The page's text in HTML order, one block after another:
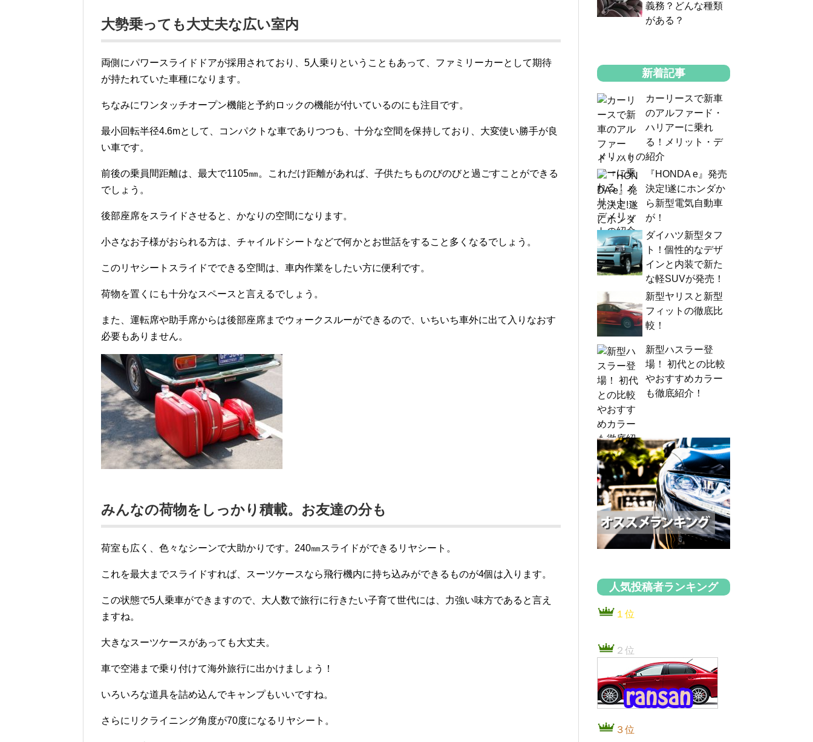
大勢乗っても大丈夫な広い室内
両側にパワースライドドアが採用されており、5人乗りということもあって、ファミリーカーとして期待
が持たれていた車種になります。
ちなみにワンタッチオープン機能と予約ロックの機能が付いているのにも注目です。
最小回転半径4.6mとして、コンパクトな車でありつつも、十分な空間を保持しており、大変使い勝手が良
い車です。
前後の乗員間距離は、最大で1105㎜。これだけ距離があれば、子供たちものびのびと過ごすことができる
でしょう。
後部座席をスライドさせると、かなりの空間になります。
小さなお子様がおられる方は、チャイルドシートなどで何かとお世話をすること多くなるでしょう。
このリヤシートスライドでできる空間は、車内作業をしたい方に便利です。
荷物を置くにも十分なスペースと言えるでしょう。
また、運転席や助手席からは後部座席までウォークスルーができるので、いちいち車外に出て入りなおす
必要もありません。
みんなの荷物をしっかり積載。お友達の分も
荷室も広く、色々なシーンで大助かりです。240㎜スライドができるリヤシート。
これを最大までスライドすれば、スーツケースなら飛行機内に持ち込みができるものが4個は入ります。
この状態で5人乗車ができますので、大人数で旅行に行きたい子育て世代には、力強い味方であると言え
ますね。
大きなスーツケースがあっても大丈夫。
車で空港まで乗り付けて海外旅行に出かけましょう！
いろいろな道具を詰め込んでキャンプもいいですね。
さらにリクライニング角度が70度になるリヤシート。
義務？どんな種類
がある？
新着記事
カーリースで新車
のアルファード・
ハリアーに乗れ
る！メリット・デ
メリットの紹介
『HONDA e』発売
決定!遂にホンダか
ら新型電気自動車
が！
ダイハツ新型タフ
ト！個性的なデザ
インと内装で新た
な軽SUVが発売！
新型ヤリスと新型
フィットの徹底比
較！
新型ハスラー登
場！ 初代との比較
やおすすめカラー
も徹底紹介！
人気投稿者ランキング
１位
２位
３位